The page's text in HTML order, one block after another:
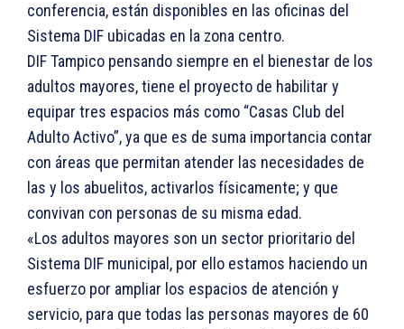
conferencia, están disponibles en las oficinas del
Sistema DIF ubicadas en la zona centro.
DIF Tampico pensando siempre en el bienestar de los
adultos mayores, tiene el proyecto de habilitar y
equipar tres espacios más como “Casas Club del
Adulto Activo”, ya que es de suma importancia contar
con áreas que permitan atender las necesidades de
las y los abuelitos, activarlos físicamente; y que
convivan con personas de su misma edad.
«Los adultos mayores son un sector prioritario del
Sistema DIF municipal, por ello estamos haciendo un
esfuerzo por ampliar los espacios de atención y
servicio, para que todas las personas mayores de 60